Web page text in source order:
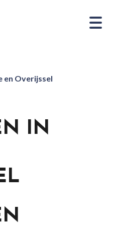
en Overijssel
IN